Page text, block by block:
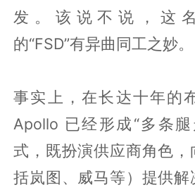
发。该说不说，这
的“FSD”有异曲同工之妙。
事实上，在长达十年的
Apollo 已经形成“多条
式，既扮演供应商角色
括岚图、威马等）提供